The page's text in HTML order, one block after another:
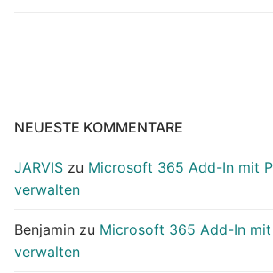
NEUESTE KOMMENTARE
JARVIS zu Microsoft 365 Add-In mit
verwalten
Benjamin zu Microsoft 365 Add-In mit
verwalten